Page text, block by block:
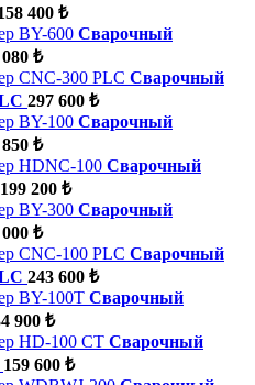
400 ₺
Сварочный
₺
Сварочный
297 600 ₺
Сварочный
₺
Сварочный
199 200 ₺
Сварочный
₺
Сварочный
243 600 ₺
Сварочный
900 ₺
Сварочный
159 600 ₺